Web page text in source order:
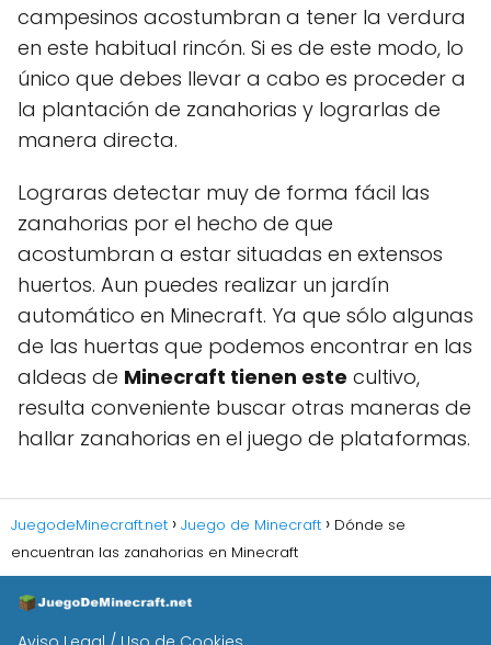
campesinos acostumbran a tener la verdura
en este habitual rincón. Si es de este modo, lo
único que debes llevar a cabo es proceder a
la plantación de zanahorias y lograrlas de
manera directa.
Lograras detectar muy de forma fácil las
zanahorias por el hecho de que
acostumbran a estar situadas en extensos
huertos. Aun puedes realizar un jardín
automático en Minecraft. Ya que sólo algunas
de las huertas que podemos encontrar en las
aldeas de Minecraft tienen este cultivo,
resulta conveniente buscar otras maneras de
hallar zanahorias en el juego de plataformas.
JuegodeMinecraft.net Juego de Minecraft
Dónde se
encuentran las zanahorias en Minecraft